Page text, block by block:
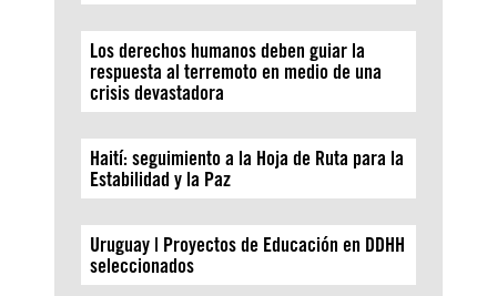
Los derechos humanos deben guiar la
respuesta al terremoto en medio de una
crisis devastadora
Haití: seguimiento a la Hoja de Ruta para la
Estabilidad y la Paz
Uruguay | Proyectos de Educación en DDHH
seleccionados